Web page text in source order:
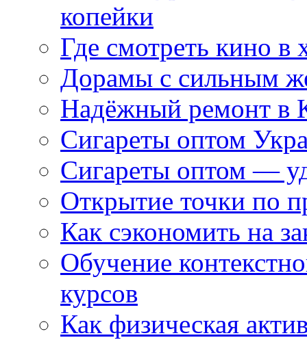
копейки
Где смотреть кино в
Дорамы с сильным
Надёжный ремонт в
Сигареты оптом
Сигареты оптом —
Открытие точки по
Как сэкономить на
Обучение
курсов
Как физическая